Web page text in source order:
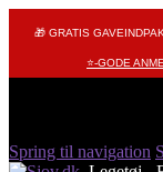
🎁 GRATIS
⭐-GODE
Spring til navigation